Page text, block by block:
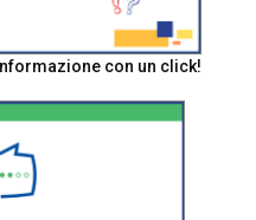
con un click!